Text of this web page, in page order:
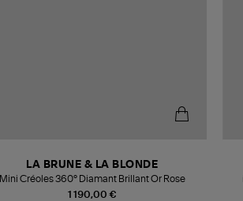
1 190,00 €
LA BRUNE & LA BLONDE
Mini Créoles 360° Diamant Brillant Or Rose